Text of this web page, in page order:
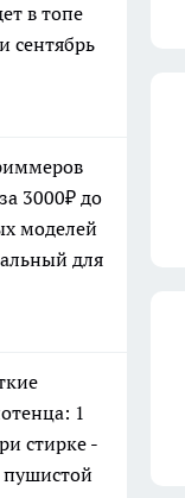
в топе
сентябрь
3000₽ до
моделей
для
1
стирке -
пушистой